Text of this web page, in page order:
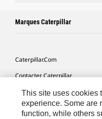
Marques Caterpillar
Caterpillar.com
Contacter Caterpillar
Mes Préférences Marketing
Plan Du Site
This site uses cookies
experience. Some are
function, while others